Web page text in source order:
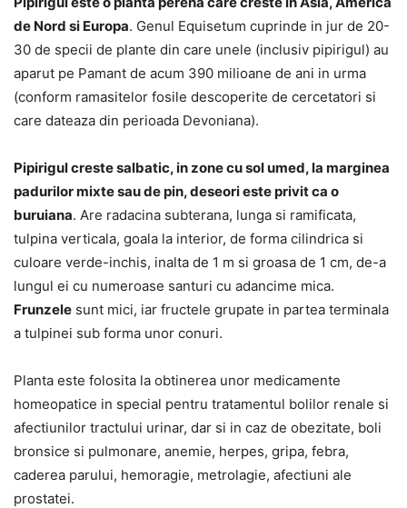
de Nord si Europa. Genul Equisetum cuprinde in jur de 20-
30 de specii de plante din care unele (inclusiv pipirigul) au
aparut pe Pamant de acum 390 milioane de ani in urma
(conform ramasitelor fosile descoperite de cercetatori si
care dateaza din perioada Devoniana).
Pipirigul creste salbatic, in zone cu sol umed, la marginea
padurilor mixte sau de pin, deseori este privit ca o
buruiana. Are radacina subterana, lunga si ramificata,
tulpina verticala, goala la interior, de forma cilindrica si
culoare verde-inchis, inalta de 1 m si groasa de 1 cm, de-a
lungul ei cu numeroase santuri cu adancime mica.
Frunzele sunt mici, iar fructele grupate in partea terminala
a tulpinei sub forma unor conuri.
Planta este folosita la obtinerea unor medicamente
homeopatice in special pentru tratamentul bolilor renale si
afectiunilor tractului urinar, dar si in caz de obezitate, boli
bronsice si pulmonare, anemie, herpes, gripa, febra,
caderea parului, hemoragie, metrolagie, afectiuni ale
prostatei.